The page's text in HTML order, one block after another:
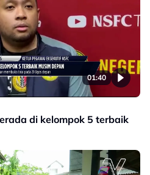
01:40
di kelompok 5 terbaik